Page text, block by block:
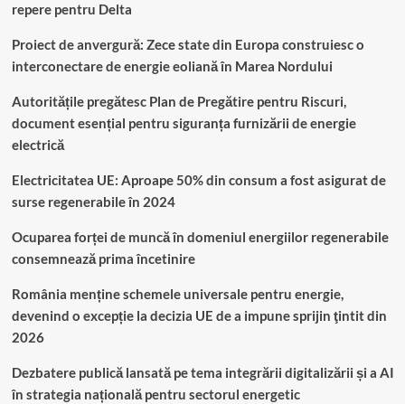
repere pentru Delta
Proiect de anvergură: Zece state din Europa construiesc o
interconectare de energie eoliană în Marea Nordului
Autoritățile pregătesc Plan de Pregătire pentru Riscuri,
document esențial pentru siguranța furnizării de energie
electrică
Electricitatea UE: Aproape 50% din consum a fost asigurat de
surse regenerabile în 2024
Ocuparea forței de muncă în domeniul energiilor regenerabile
consemnează prima încetinire
România menține schemele universale pentru energie,
devenind o excepție la decizia UE de a impune sprijin ţintit din
2026
Dezbatere publică lansată pe tema integrării digitalizării și a AI
în strategia națională pentru sectorul energetic